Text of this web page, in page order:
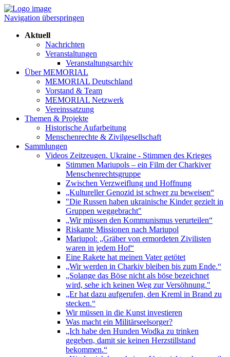
Navigation überspringen
Aktuell
Nachrichten
Veranstaltungen
Veranstaltungsarchiv
Über MEMORIAL
MEMORIAL Deutschland
Vorstand & Team
MEMORIAL Netzwerk
Vereinssatzung
Themen & Projekte
Historische Aufarbeitung
Menschenrechte & Zivilgesellschaft
Sammlungen
Videos Zeitzeugen. Ukraine - Stimmen des Krieges
Stimmen Mariupols – ein Film der Charkiver
Menschenrechtsgruppe
Zwischen Verzweiflung und Hoffnung
„Kultureller Genozid ist schwer zu beweisen“
"Die Russen haben ukrainische Kinder gezielt in
Gruppen weggebracht"
„Wir müssen den Kommunismus verurteilen“
Riskante Missionen nach Mariupol
Mariupol: „Gräber von ermordeten Zivilisten
waren in jedem Hof“
Eine Rakete hat meinen Vater getötet
„Wir werden in Charkiv bleiben bis zum Ende.“
„Solange das Böse nicht als böse bezeichnet
wird, sehe ich keinen Weg zur Versöhnung."
„Er hat dazu aufgerufen, den Kreml in Brand zu
stecken.“
Wir müssen in die Kunst investieren
Was macht ein Militärseelsorger?
„Ich habe den Hunden Wodka zu trinken
gegeben, damit sie keinen Herzstillstand
bekommen.“